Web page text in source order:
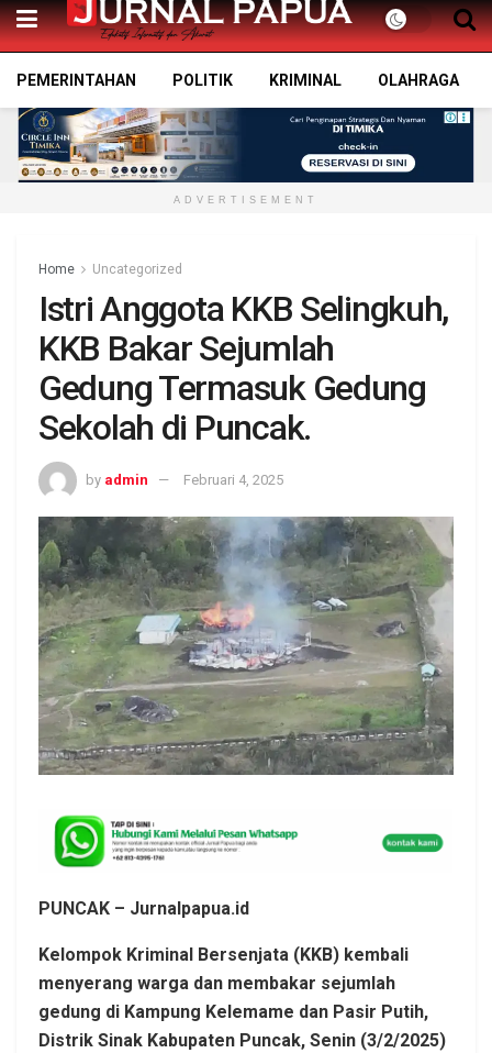
PEMERINTAHAN POLITIK KRIMINAL OLAHRAGA
ADVERTISEMENT
Home Uncategorized
Istri Anggota KKB Selingkuh,
KKB Bakar Sejumlah
Gedung Termasuk Gedung
Sekolah di Puncak.
by admin Februari 4, 2025
PUNCAK – Jurnalpapua.id
Kelompok Kriminal Bersenjata (KKB) kembali
menyerang warga dan membakar sejumlah
gedung di Kampung Kelemame dan Pasir Putih,
Distrik Sinak Kabupaten Puncak, Senin (3/2/2025)